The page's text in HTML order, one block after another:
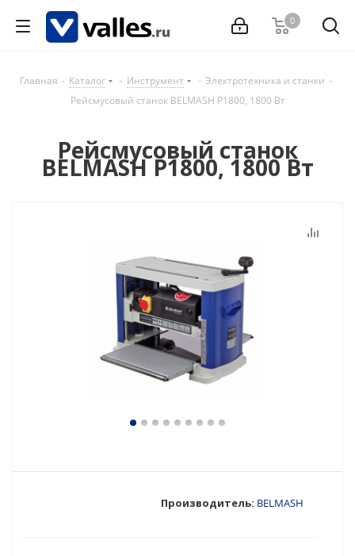
0
Главная - Каталог - Инструмент - Электротехника и станки -
Рейсмусовый станок BELMASH P1800, 1800 Вт
Рейсмусовый станок
BELMASH P1800, 1800 Вт
Производитель: BELMASH